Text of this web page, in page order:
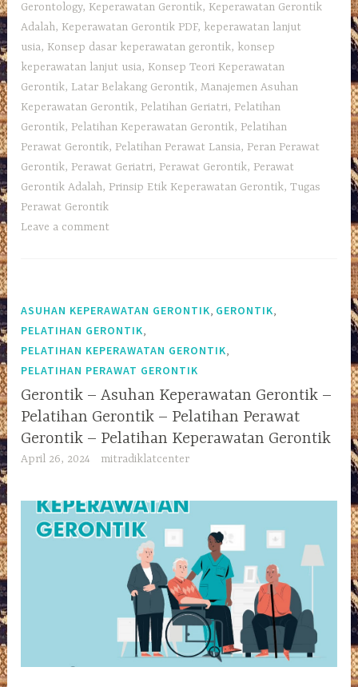
Gerontology, Keperawatan Gerontik, Keperawatan Gerontik
Adalah, Keperawatan Gerontik PDF, keperawatan lanjut
usia, Konsep dasar keperawatan gerontik, konsep
keperawatan lanjut usia, Konsep Teori Keperawatan
Gerontik, Latar Belakang Gerontik,Manajemen Asuhan
Keperawatan Gerontik, Pelatihan Geriatri, Pelatihan
Gerontik, Pelatihan Keperawatan Gerontik, Pelatihan
Perawat Gerontik, Pelatihan Perawat Lansia, Peran Perawat
Gerontik, Perawat Geriatri, Perawat Gerontik, Perawat
Gerontik Adalah, Prinsip Etik Keperawatan Gerontik,Tugas
Perawat Gerontik
Leave a comment
ASUHAN KEPERAWATAN GERONTIK GERONTIK
PELATIHAN GERONTIK
PELATIHAN KEPERAWATAN GERONTIK
PELATIHAN PERAWAT GERONTIK
Gerontik – Asuhan Keperawatan Gerontik –
Pelatihan Gerontik – Pelatihan Perawat
Gerontik – Pelatihan Keperawatan Gerontik
April 26, 2024 mitradiklatcenter